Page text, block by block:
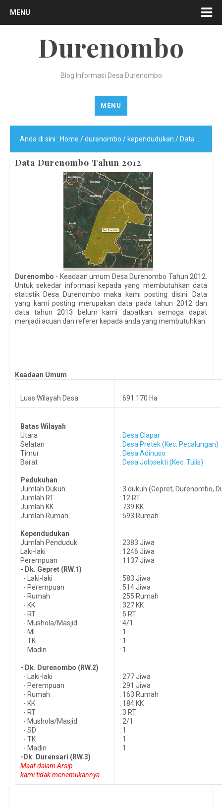
MENU
Durenombo
Blog Informasi Desa Durenombo
MENU
Anda di sini : Home /durenombo / kependudukan / Data Durenombo Tahun 2012
Data Durenombo Tahun 2012
Durenombo - Keadaan umum Desa Durenombo Tahun 2012.
Untuk sekedar informasi kepada yang membutuhkan data
statistik Desa Durenombo maka kami posting disini. Data
yang kami posting merupakan data pada tahun 2012 dan
data tahun 2013 belum kami dapatkan. semoga dapat
menjadi acuan dan referer kepada anda yang membutuhkan.
Keadaan Umum
Luas Wilayah Desa : 691.170 Ha
Batas Wilayah
Utara
Selatan
Timur
Barat
Pedukuhan
Jumlah Dukuh
Jumlah RT
Jumlah KK
Jumlah Rumah
Kependudukan
Jumlah Penduduk
Laki-laki
Perempuan
- Dk. Gepret (RW.1)
- Laki-laki
- Perempuan
- Rumah
- KK
- RT
- Mushola/Masjid
- MI
- TK
- Madin
- Dk. Durenombo (RW.2)
- Laki-laki
- Perempuan
- Rumah
- KK
- RT
- Mushola/Masjid
- SD
- TK
- Madin
-Dk. Durensari (RW.3)
Maaf dalam Arsip
kami tidak menemukannya
: Desa Clapar
: Desa Pretek (Kec. Pecalungan)
: Desa Adinuso
: Desa Jolosekti (Kec. Tulis)
: 3 dukuh (Gepret, Durenombo,
: 12 RT
: 739 KK
: 593 Rumah
: 2383 Jiwa
: 1246 Jiwa
: 1137 Jiwa
: 583 Jiwa
: 514 Jiwa
: 255 Rumah
: 327 KK
: 5 RT
: 4/1
: 1
: 1
: 1
: 277 Jiwa
: 291 Jiwa
: 163 Rumah
: 184 KK
: 3 RT
: 2/1
: 1
: 1
: 1